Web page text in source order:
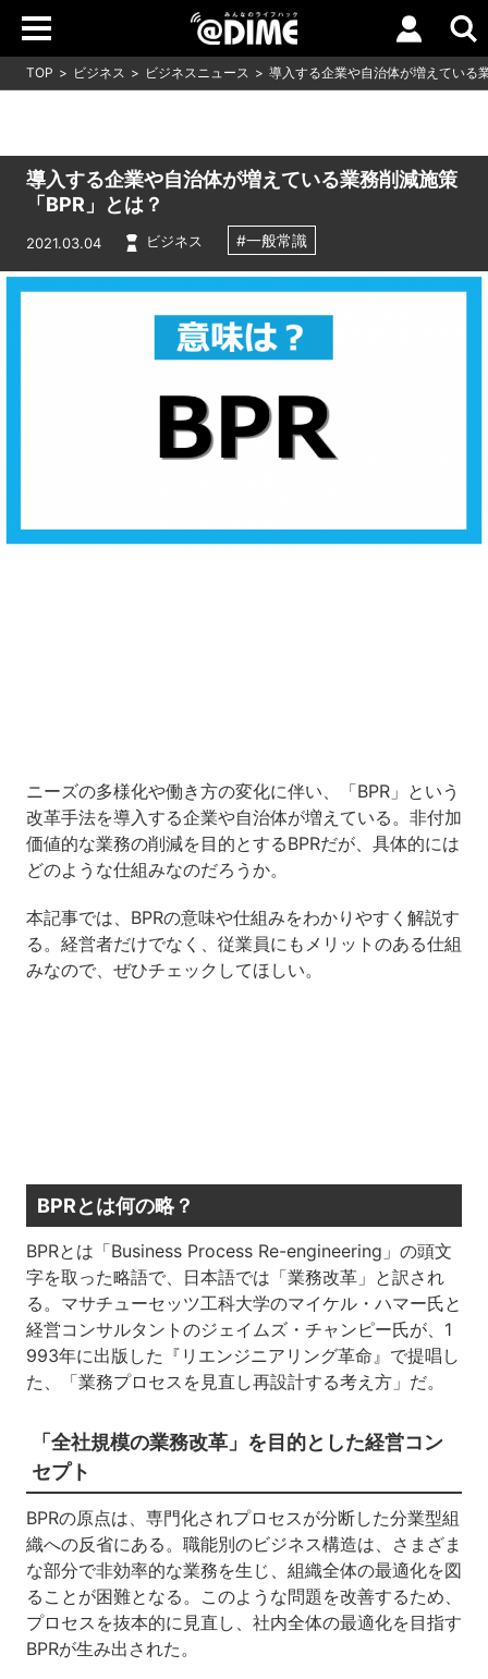
TOP ビジネス ビジネスニュース 導入する企業や自治体が増えている
導入する企業や自治体が増えている業務削減施策
「BPR」とは？
2021.03.04 ビジネス #一般常識
ニーズの多様化や働き方の変化に伴い、「BPR」という
改革手法を導入する企業や自治体が増えている。非付加
価値的な業務の削減を目的とするBPRだが、具体的には
どのような仕組みなのだろうか。
本記事では、BPRの意味や仕組みをわかりやすく解説す
る。経営者だけでなく、従業員にもメリットのある仕組
みなので、ぜひチェックしてほしい。
BPRとは何の略？
BPRとは「Business Process Re-engineering」の頭文
字を取った略語で、日本語では「業務改革」と訳され
る。マサチューセッツ工科大学のマイケル・ハマー氏と
経営コンサルタントのジェイムズ・チャンピー氏が、1
993年に出版した『リエンジニアリング革命』で提唱し
た、「業務プロセスを見直し再設計する考え方」だ。
「全社規模の業務改革」を目的とした経営コン
セプト
BPRの原点は、専門化されプロセスが分断した分業型組
織への反省にある。職能別のビジネス構造は、さまざま
な部分で非効率的な業務を生じ、組織全体の最適化を図
ることが困難となる。このような問題を改善するため、
プロセスを抜本的に見直し、社内全体の最適化を目指す
BPRが生み出された。